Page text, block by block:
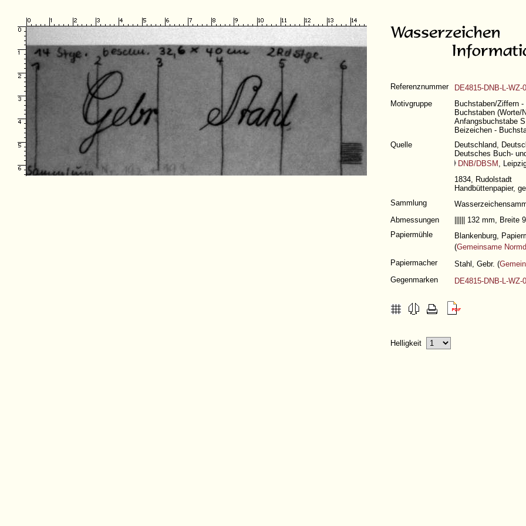
Referenznummer
DE4815-DNB-L-
Motivgruppe
Buchstaben/Ziffern -
Buchstaben (Worte/
Anfangsbuchstabe
Beizeichen -
Quelle
Deutschland,
Deutsches Buch-
DNB/DBSM ,
1834, Rudolstadt
Handbüttenpapier,
Sammlung
Abmessungen
|||||| 132 mm, Breite
Papiermühle
Blankenburg,
(Gemeinsame
Papiermacher
Stahl, Gebr. (
Gegenmarken
DE4815-DNB-L-WZ-
Helligkeit